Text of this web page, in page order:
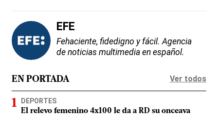
EFE
Fehaciente, fidedigno y fácil. Agencia
de noticias multimedia en español.
EN PORTADA Ver todos
DEPORTES
El relevo femenino 4x100 le da a RD su onceava